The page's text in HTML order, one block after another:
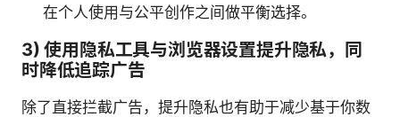
在个人使用与公平创作之间做平衡选择。
3) 使用隐私工具与浏览器设置提升隐私，同
时降低追踪广告
除了直接拦截广告，提升隐私也有助于减少基于你数